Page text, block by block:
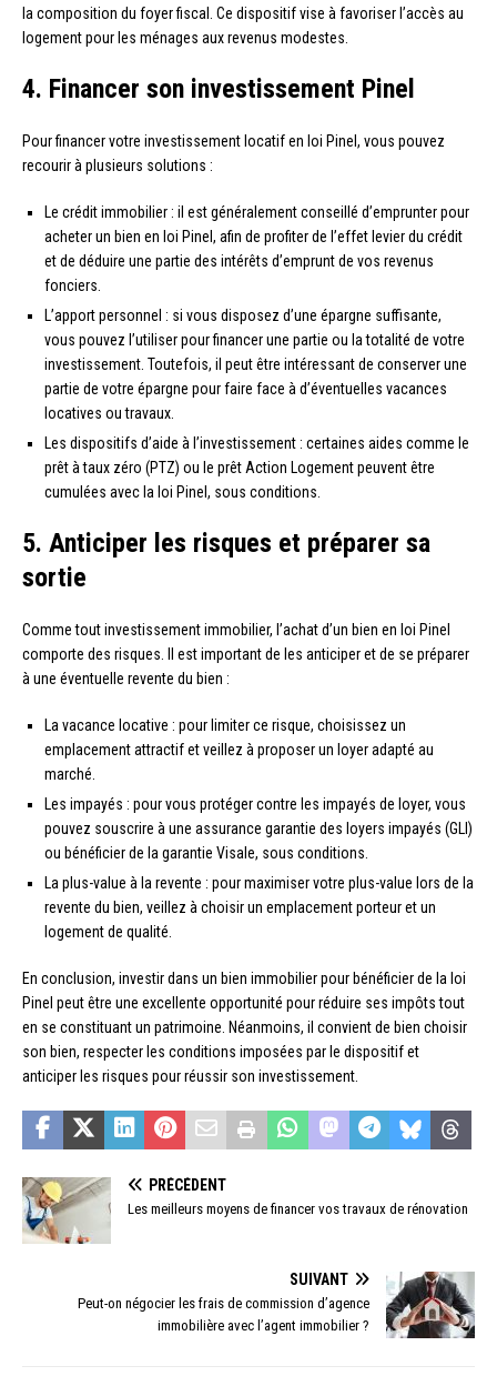
la composition du foyer fiscal. Ce dispositif vise à favoriser l’accès au
logement pour les ménages aux revenus modestes.
4. Financer son investissement Pinel
Pour financer votre investissement locatif en loi Pinel, vous pouvez
recourir à plusieurs solutions :
Le crédit immobilier : il est généralement conseillé d’emprunter pour
acheter un bien en loi Pinel, afin de profiter de l’effet levier du crédit
et de déduire une partie des intérêts d’emprunt de vos revenus
fonciers.
L’apport personnel : si vous disposez d’une épargne suffisante,
vous pouvez l’utiliser pour financer une partie ou la totalité de votre
investissement. Toutefois, il peut être intéressant de conserver une
partie de votre épargne pour faire face à d’éventuelles vacances
locatives ou travaux.
Les dispositifs d’aide à l’investissement : certaines aides comme le
prêt à taux zéro (PTZ) ou le prêt Action Logement peuvent être
cumulées avec la loi Pinel, sous conditions.
5. Anticiper les risques et préparer sa
sortie
Comme tout investissement immobilier, l’achat d’un bien en loi Pinel
comporte des risques. Il est important de les anticiper et de se préparer
à une éventuelle revente du bien :
La vacance locative : pour limiter ce risque, choisissez un
emplacement attractif et veillez à proposer un loyer adapté au
marché.
Les impayés : pour vous protéger contre les impayés de loyer, vous
pouvez souscrire à une assurance garantie des loyers impayés (GLI)
ou bénéficier de la garantie Visale, sous conditions.
La plus-value à la revente : pour maximiser votre plus-value lors de la
revente du bien, veillez à choisir un emplacement porteur et un
logement de qualité.
En conclusion, investir dans un bien immobilier pour bénéficier de la loi
Pinel peut être une excellente opportunité pour réduire ses impôts tout
en se constituant un patrimoine. Néanmoins, il convient de bien choisir
son bien, respecter les conditions imposées par le dispositif et
anticiper les risques pour réussir son investissement.
PRÉCÉDENT
Les meilleurs moyens de financer vos travaux de rénovation
SUIVANT
Peut-on négocier les frais de commission d’agence
immobilière avec l’agent immobilier ?